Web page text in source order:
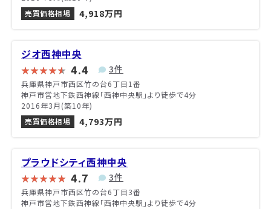
売買価格相場
4,918万円
ジオ西神中央
4.4 3件
兵庫県神戸市西区竹の台6丁目1番
神戸市営地下鉄西神線「西神中央駅」より徒歩で4分
2016年3月(築10年)
売買価格相場
4,793万円
プラウドシティ西神中央
4.7 3件
兵庫県神戸市西区竹の台6丁目3番
神戸市営地下鉄西神線「西神中央駅」より徒歩で4分